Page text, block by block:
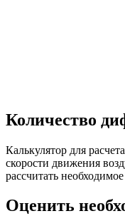
Количество
Калькулятор для
скорости движения
рассчитать
Оценить